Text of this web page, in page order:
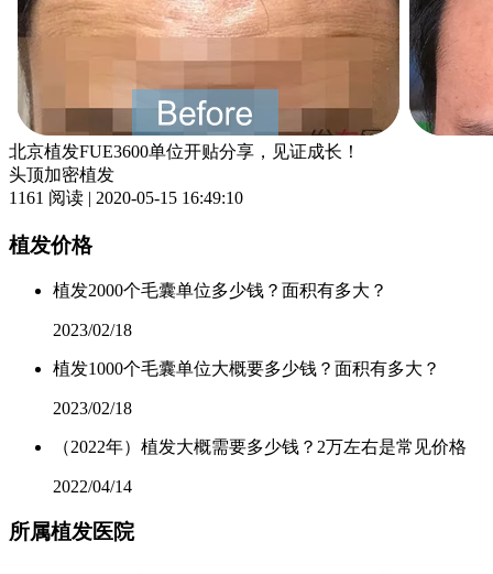
北京植发FUE3600单位开贴分享，见证成长！
头顶加密植发
1161 阅读 | 2020-05-15 16:49:10
植发价格
植发2000个毛囊单位多少钱？面积有多大？
2023/02/18
植发1000个毛囊单位大概要多少钱？面积有多大？
2023/02/18
（2022年）植发大概需要多少钱？2万左右是常见价格
2022/04/14
所属植发医院